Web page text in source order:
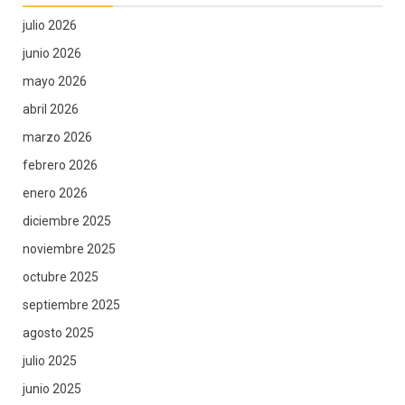
julio 2026
junio 2026
mayo 2026
abril 2026
marzo 2026
febrero 2026
enero 2026
diciembre 2025
noviembre 2025
octubre 2025
septiembre 2025
agosto 2025
julio 2025
junio 2025